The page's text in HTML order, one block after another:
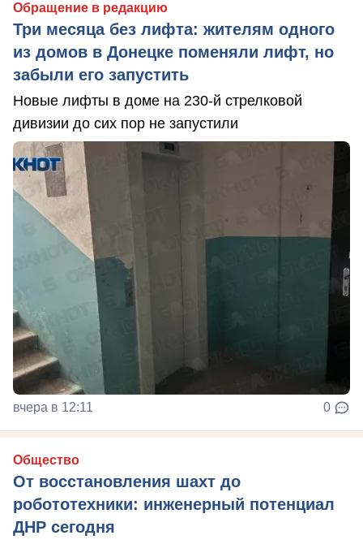
Обращение в редакцию
Три месяца без лифта: жителям одного
из домов в Донецке поменяли лифт, но
забыли его запустить
Новые лифты в доме на 230-й стрелковой
дивизии до сих пор не запустили
вчера в 12:11 0
Общество
От восстановления шахт до
робототехники: инженерный потенциал
ДНР сегодня